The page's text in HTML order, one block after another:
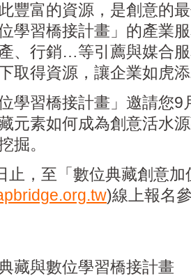
豐富的資源，是創意的
學習橋接計畫」的產業
、行銷…等引薦與媒合
取得資源，讓企業如虎
學習橋接計畫」邀請您
元素如何成為創意活水
掘。
止，至「數位典藏創意加
)線上報名
藏與數位學習橋接計畫